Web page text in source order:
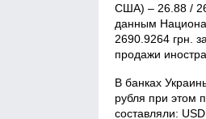
США) – 26.88 /
данным
2690.9264 грн.
продажи
В банках
рубля при этом
составляли: